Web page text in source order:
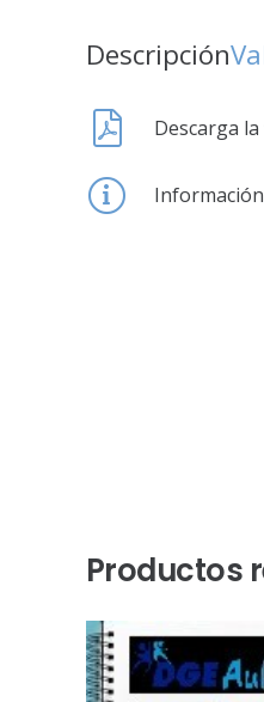
Descripción
Descarga
Productos